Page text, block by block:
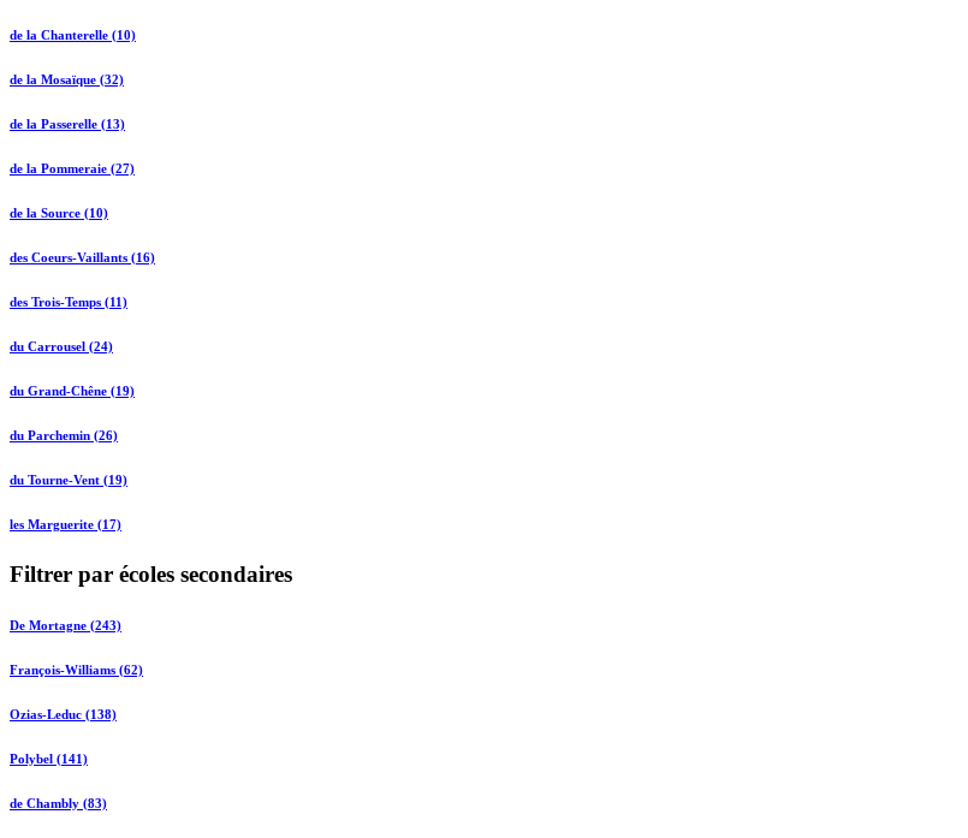
de la Chanterelle (10)
de la Mosaïque (32)
de la Passerelle (13)
de la Pommeraie (27)
de la Source (10)
des Coeurs-Vaillants (16)
des Trois-Temps (11)
du Carrousel (24)
du Grand-Chêne (19)
du Parchemin (26)
du Tourne-Vent (19)
les Marguerite (17)
Filtrer par écoles secondaires
De Mortagne (243)
François-Williams (62)
Ozias-Leduc (138)
Polybel (141)
de Chambly (83)